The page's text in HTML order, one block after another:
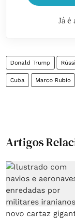
Já é
Donald Trump
Cuba Marco Rubio
Artigos